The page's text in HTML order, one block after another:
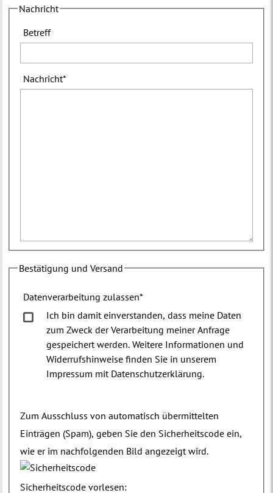
Nachricht
Betreff
Nachricht*
Bestätigung und Versand
Datenverarbeitung zulassen*
Ich bin damit einverstanden, dass meine Daten
zum Zweck der Verarbeitung meiner Anfrage
gespeichert werden. Weitere Informationen und
Widerrufshinweise finden Sie in unserem
Impressum mit Datenschutzerklärung.
Zum Ausschluss von automatisch übermittelten
Einträgen (Spam), geben Sie den Sicherheitscode ein,
wie er im nachfolgenden Bild angezeigt wird.
Sicherheitscode vorlesen: